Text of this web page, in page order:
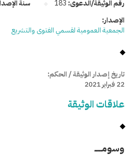
رقم الوثيقة/الدعوى: 183 سنة
الإصدار:
الجمعية العمومية لقسمي الفتوى والتشريع
تاريخ إصدار الوثيقة / الحكم:
22 فبراير 2021
علاقات الوثيقة
وسومـــــ